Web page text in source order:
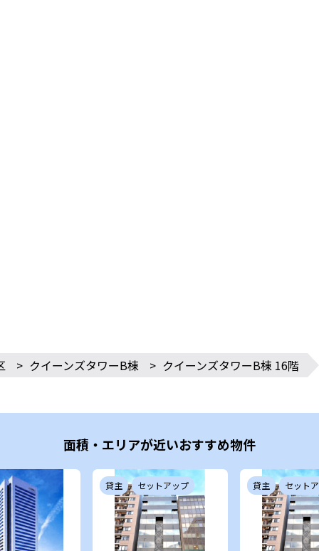
> クイーンズタワーB棟 > クイーンズタワーB棟 16階
面積・エリアが近いおすすめ物件
貸主 セットアップ 貸主 セット